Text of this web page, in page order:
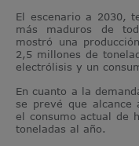
El escenario a 2030,
más maduros de
mostró una
2,5 millones de
electrólisis y un
En cuanto a la
se prevé que alcance
el consumo actual de
toneladas al año.